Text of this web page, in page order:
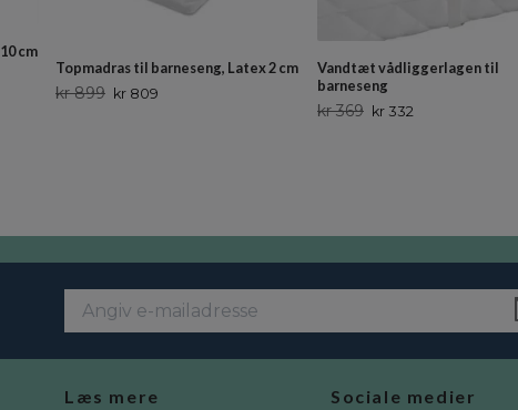
cm
Topmadras til barneseng, Latex 2 cm
kr 899 kr 809
Vandtæt vådliggerlagen til
barneseng
kr 369 kr 332
Læs mere Sociale medier